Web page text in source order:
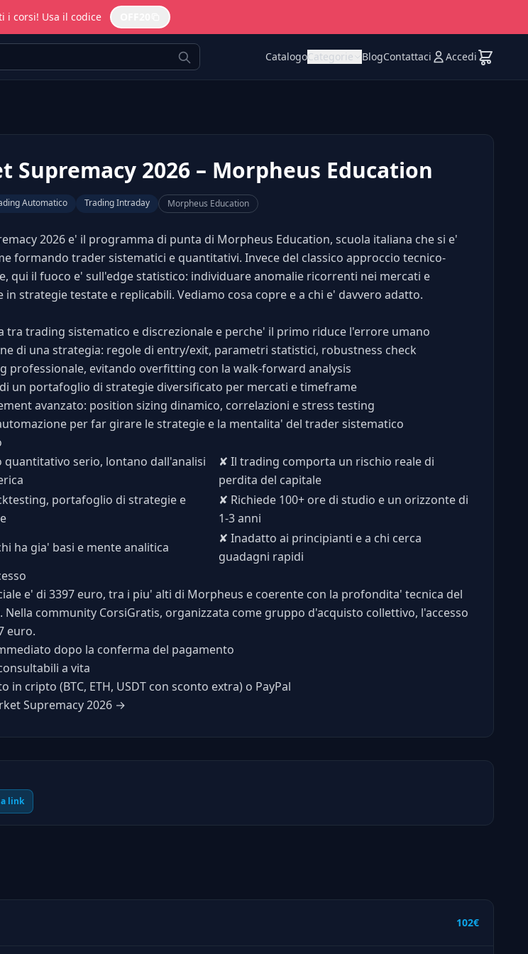
i corsi! Usa il codice
CatalogoCategorie BlogContattaci Accedi
Supremacy 2026 – Morpheus Education
Automatico Trading Intraday Morpheus Education
2026 e' il programma di punta di Morpheus Education, scuola italiana che si e'
formando trader sistematici e quantitativi. Invece del classico approccio tecnico-
qui il fuoco e' sull'edge statistico: individuare anomalie ricorrenti nei mercati e
strategie testate e replicabili. Vediamo cosa copre e a chi e' davvero adatto.
tra trading sistematico e discrezionale e perche' il primo riduce l'errore umano
di una strategia: regole di entry/exit, parametri statistici, robustness check
professionale, evitando overfitting con la walk-forward analysis
un portafoglio di strategie diversificato per mercati e timeframe
avanzato: position sizing dinamico, correlazioni e stress testing
per far girare le strategie e la mentalita' del trader sistematico
quantitativo serio, lontano dall'analisi
✘ Il trading comporta un rischio reale di
perdita del capitale
portafoglio di strategie e
✘ Richiede 100+ ore di studio e un orizzonte di
1-3 anni
ha gia' basi e mente analitica
✘ Inadatto ai principianti e a chi cerca
guadagni rapidi
e' di 3397 euro, tra i piu' alti di Morpheus e coerente con la profondita' tecnica del
Nella community CorsiGratis, organizzata come gruppo d'acquisto collettivo, l'accesso
euro.
dopo la conferma del pagamento
a vita
in cripto (BTC, ETH, USDT con sconto extra) o PayPal
Supremacy 2026 →
link
102€